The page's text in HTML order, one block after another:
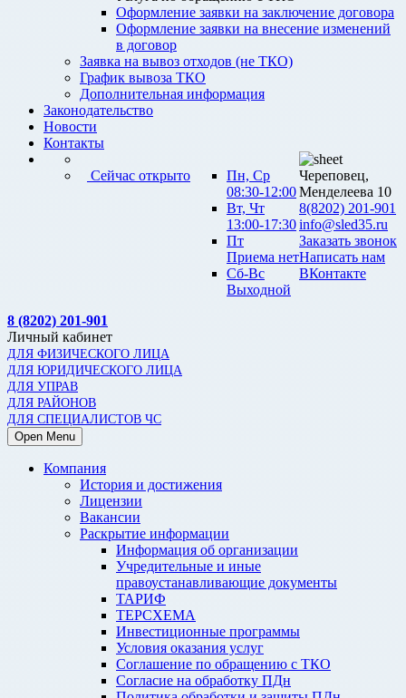
Оформление заявки на заключение договора
Оформление заявки на внесение изменений
в договор
Заявка на вывоз отходов (не ТКО)
График вывоза ТКО
Дополнительная информация
Законодательство
Новости
Контакты
Сейчас открыто
Пн, Ср
08:30-12:00
Вт, Чт
13:00-17:30
Пт
Приема нет
Сб-Вс
Выходной
Череповец,
Менделеева 10
8(8202) 201-901
info@sled35.ru
Заказать звонок
Написать нам
ВКонтакте
8 (8202) 201-901
Личный кабинет
ДЛЯ ФИЗИЧЕСКОГО ЛИЦА
ДЛЯ ЮРИДИЧЕСКОГО ЛИЦА
ДЛЯ УПРАВ
ДЛЯ РАЙОНОВ
ДЛЯ СПЕЦИАЛИСТОВ ЧС
Open Menu
Компания
История и достижения
Лицензии
Вакансии
Раскрытие информации
Информация об организации
Учредительные и иные
правоустанавливающие документы
ТАРИФ
ТЕРСХЕМА
Инвестиционные программы
Условия оказания услуг
Соглашение по обращению с ТКО
Согласие на обработку ПДн